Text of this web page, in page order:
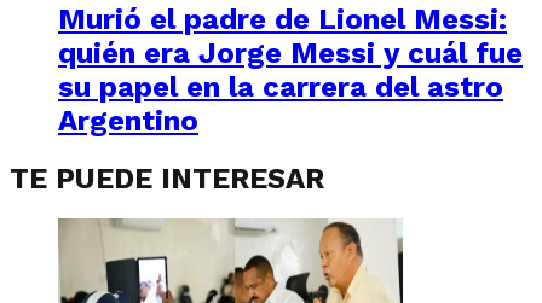
Murió el padre de Lionel Messi:
quién era Jorge Messi y cuál fue
su papel en la carrera del astro
Argentino
TE PUEDE INTERESAR